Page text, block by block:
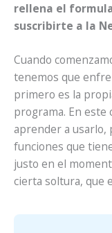
rellena el
suscribirte a la
Cuando
tenemos que
primero es la
programa. En este
aprender a usarlo,
funciones que
justo en el
cierta soltura, que